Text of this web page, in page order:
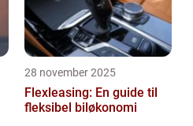
28 november 2025
Flexleasing: En guide til
fleksibel biløkonomi